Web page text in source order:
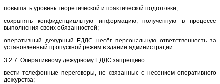
повышать уровень теоретической и практической подготовки;
сохранять конфиденциальную информацию, полученную в процессе
выполнения своих обязанностей;
оперативный дежурный ЕДДС несёт персональную ответственность за
установленный пропускной режим в здании администрации.
3.2.7. Оперативному дежурному ЕДДС запрещено:
вести телефонные переговоры, не связанные с несением оперативного
дежурства;